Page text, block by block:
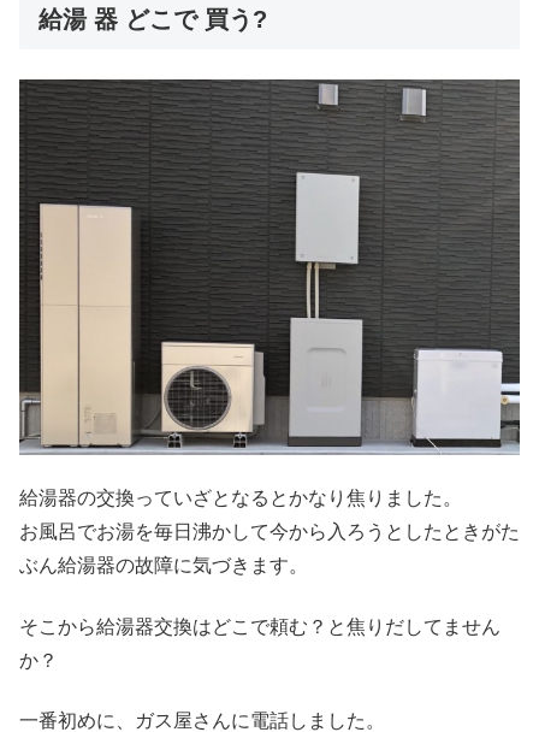
給湯 器 どこで 買う?
給湯器の交換っていざとなるとかなり焦りました。
お風呂でお湯を毎日沸かして今から入ろうとしたときがた
ぶん給湯器の故障に気づきます。
そこから給湯器交換はどこで頼む？と焦りだしてません
か？
一番初めに、ガス屋さんに電話しました。